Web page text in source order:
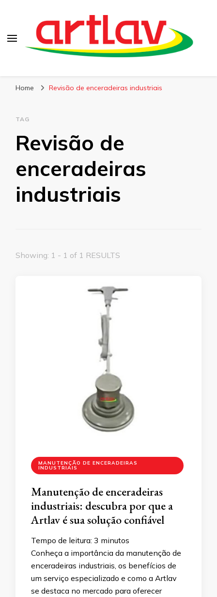
Home Revisão de enceradeiras industriais
TAG
Revisão de
enceradeiras
industriais
Showing: 1 - 1 of 1 RESULTS
MANUTENÇÃO DE ENCERADEIRAS
INDUSTRIAIS
Manutenção de enceradeiras
industriais: descubra por que a
Artlav é sua solução confiável
Tempo de leitura: 3 minutos
Conheça a importância da manutenção de
enceradeiras industriais, os benefícios de
um serviço especializado e como a Artlav
se destaca no mercado para oferecer